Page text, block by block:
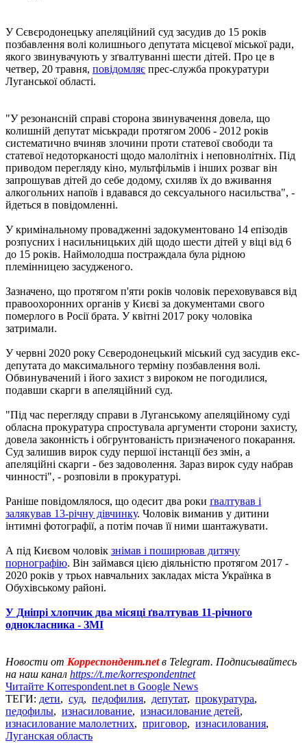
У Сєвєродонецьку апеляційний суд засудив до 15 років
позбавлення волі колишнього депутата місцевої міської ради,
якого звинувачують у зґвалтуванні шести дітей. Про це в
четвер, 20 травня, повідомляє прес-служба прокуратури
Луганської області.
"У резонансній справі сторона звинувачення довела, що
колишній депутат міськради протягом 2006 - 2012 років
систематично вчиняв злочини проти статевої свободи та
статевої недоторканості щодо малолітніх і неповнолітніх. Під
приводом перегляду кіно, мультфільмів і інших розваг він
запрошував дітей до себе додому, схиляв їх до вживання
алкогольних напоїв і вдавався до сексуального насильства", -
йдеться в повідомленні.
У кримінальному провадженні задокументовано 14 епізодів
розпусних і насильницьких дій щодо шести дітей у віці від 6
до 15 років. Наймолодша постраждала була рідною
племінницею засудженого.
Зазначено, що протягом п'яти років чоловік переховувався від
правоохоронних органів у Києві за документами свого
померлого в Росії брата. У квітні 2017 року чоловіка
затримали.
У червні 2020 року Сєверодонецький міський суд засудив екс-
депутата до максимального терміну позбавлення волі.
Обвинувачений і його захист з вироком не погодилися,
подавши скарги в апеляційний суд.
"Під час перегляду справи в Луганському апеляційному суді
обласна прокуратура спростувала аргументи сторони захисту,
довела законність і обгрунтованість призначеного покарання.
Суд залишив вирок суду першої інстанції без змін, а
апеляційні скарги - без задоволення. Зараз вирок суду набрав
чинності", - розповіли в прокуратурі.
Раніше повідомлялося, що одесит два роки ґвалтував і
залякував 13-річну дівчинку. Чоловік виманив у дитини
інтимні фотографії, а потім почав її ними шантажувати.
А під Києвом чоловік знімав і поширював дитячу
порнографію. Він займався цією діяльністю протягом 2017 -
2020 років у трьох навчальних закладах міста Українка в
Обухівському районі.
У Дніпрі хлопчик два місяці ґвалтував 11-річного
однокласника - ЗМІ
Новости от Корреспондент.netв Telegram. Подписывайтесь
на наш канал https://t.me/korrespondentnet
Читайте Korrespondent.net в Google News
ТЕГИ: дети, суд, педофилия, депутат, прокуратура,
педофилы, изнасилование, изнасилование детей,
изнасилование малолетних, приговор, изнасилования,
Луганская область